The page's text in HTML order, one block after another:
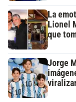
La
Lionel
que
Jorge